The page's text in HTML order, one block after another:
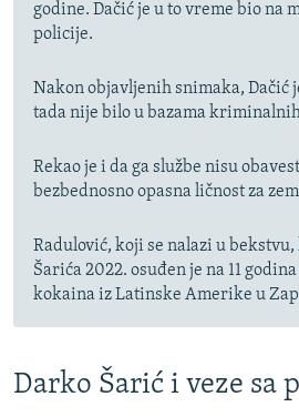
godine. Dačić je u to vreme bio na
policije.
Nakon objavljenih snimaka, Dačić
tada nije bilo u bazama
Rekao je i da ga službe nisu
bezbednosno opasna ličnost za
Radulović, koji se nalazi u
Šarića 2022. osuđen je na 11
kokaina iz Latinske Amerike u
Darko Šarić i veze sa